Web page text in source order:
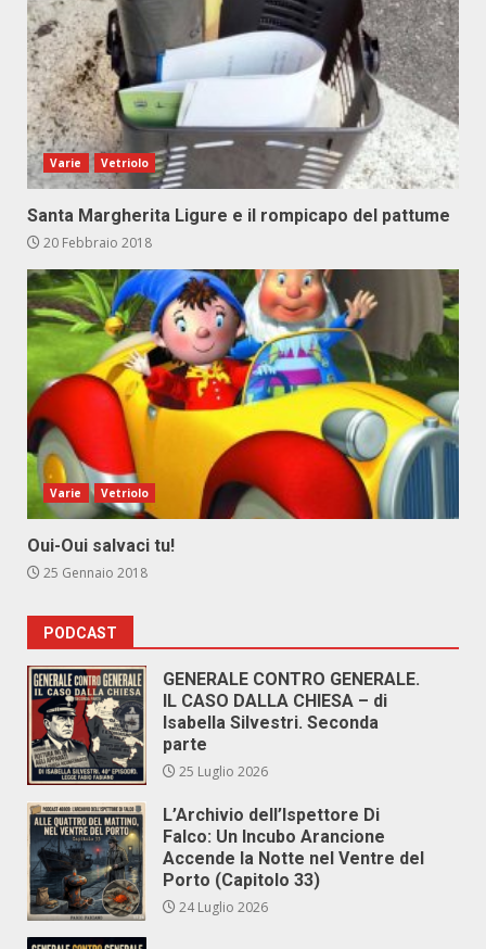
Varie Vetriolo
Santa Margherita Ligure e il rompicapo del pattume
20 Febbraio 2018
Varie Vetriolo
Oui-Oui salvaci tu!
25 Gennaio 2018
PODCAST
GENERALE CONTRO GENERALE.
IL CASO DALLA CHIESA – di
Isabella Silvestri. Seconda
parte
25 Luglio 2026
L’Archivio dell’Ispettore Di
Falco: Un Incubo Arancione
Accende la Notte nel Ventre del
Porto (Capitolo 33)
24 Luglio 2026